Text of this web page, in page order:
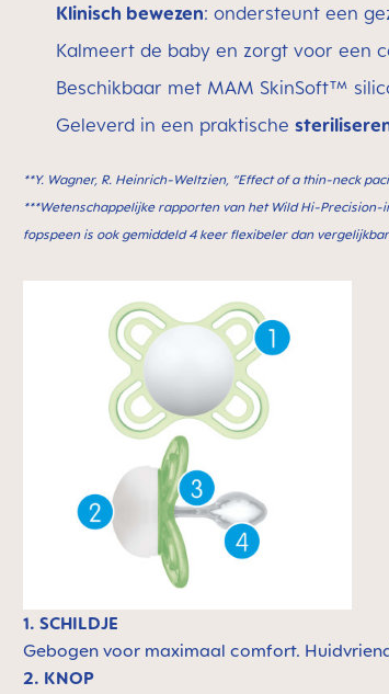
Klinisch bewezen: ondersteunt een
Kalmeert de baby en zorgt voor een
Beschikbaar met MAM SkinSoft™
Geleverd in een praktische
**Y. Wagner, R. Heinrich-Weltzien, “Effect of a thin-neck
***Wetenschappelijke rapporten van het Wild Hi-
fopspeen is ook gemiddeld 4 keer flexibeler dan
1. SCHILDJE
Gebogen voor maximaal comfort.
2. KNOP